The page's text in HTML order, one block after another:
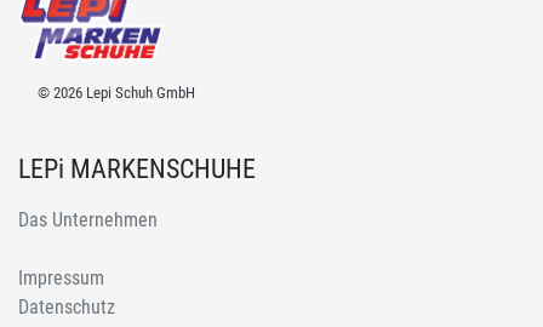
© 2026 Lepi Schuh GmbH
LEPi MARKENSCHUHE
Das Unternehmen
Impressum
Datenschutz